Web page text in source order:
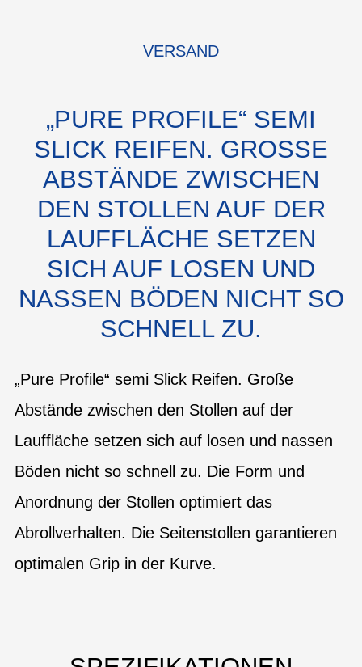
VERSAND
„PURE PROFILE“ SEMI
SLICK REIFEN. GROSSE A
BSTÄNDE ZWISCHEN D
EN STOLLEN AUF DER L
AUFFLÄCHE SETZEN S
ICH AUF LOSEN UND N
ASSEN BÖDEN NICHT SO S
CHNELL ZU.
„Pure Profile“ semi Slick Reifen. Große
Abstände zwischen den Stollen auf der
Lauffläche setzen sich auf losen und nassen
Böden nicht so schnell zu. Die Form und
Anordnung der Stollen optimiert das
Abrollverhalten. Die Seitenstollen garantieren
optimalen Grip in der Kurve.